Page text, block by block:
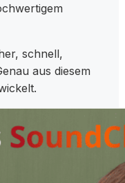
schnell,
aus diesem